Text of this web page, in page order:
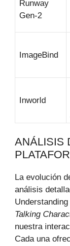
Runway
Gen-2
ImageBind
Inworld
ANÁLISIS
La evolución
análisis
Talking
nuestra
Cada una